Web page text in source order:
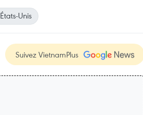
États-Unis
Suivez VietnamPlus